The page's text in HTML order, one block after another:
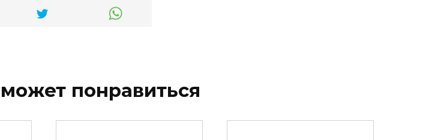
понравиться